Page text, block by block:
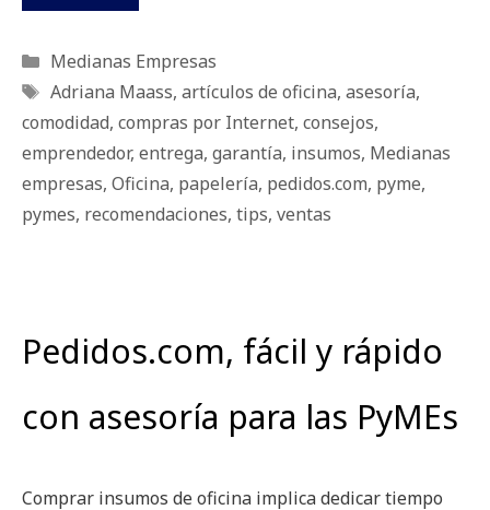
Categorías
Medianas Empresas
Etiquetas
Adriana Maass, artículos de oficina, asesoría,
comodidad, compras por Internet, consejos,
emprendedor, entrega, garantía, insumos, Medianas
empresas, Oficina, papelería, pedidos.com, pyme,
pymes, recomendaciones, tips, ventas
Pedidos.com, fácil y rápido
con asesoría para las PyMEs
Comprar insumos de oficina implica dedicar tiempo